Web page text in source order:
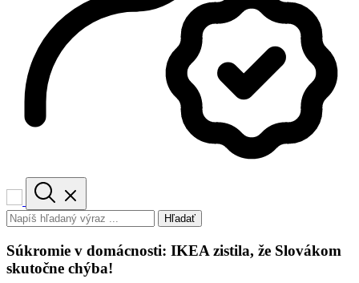
Hľadať
Súkromie v domácnosti: IKEA zistila, že Slovákom
skutočne chýba!